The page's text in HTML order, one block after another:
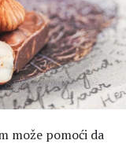
može pomoći da